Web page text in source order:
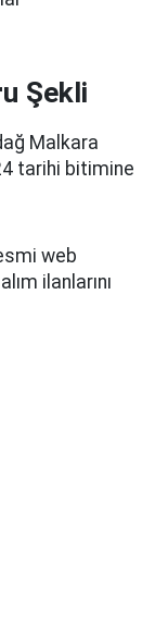
Şekli
Malkara
tarihi bitimine
web
ilanlarını